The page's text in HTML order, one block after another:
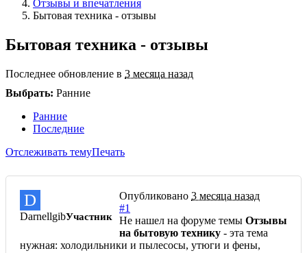
Отзывы и впечатления
Бытовая техника - отзывы
Бытовая техника - отзывы
Последнее обновление в 3 месяца назад
Выбрать: Ранние
Ранние
Последние
Отслеживать темуПечать
D
DarnellgibУчастник
Опубликовано 3 месяца назад
#1
Не нашел на форуме темы Отзывы
на бытовую технику - эта тема
нужная: холодильники и пылесосы, утюги и фены,